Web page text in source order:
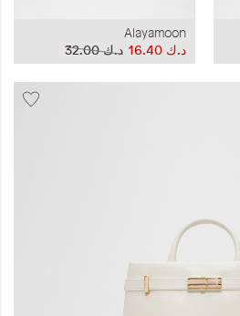
Alayamoon
د.ك‏ 32.00
د.ك‏ 16.40